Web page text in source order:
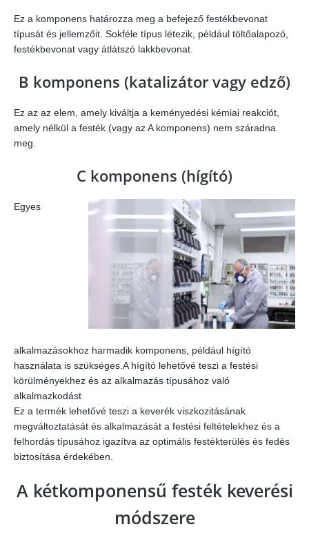
Ez a komponens határozza meg a befejező festékbevonat
típusát és jellemzőit. Sokféle típus létezik, például töltőalapozó,
festékbevonat vagy átlátszó lakkbevonat.
B komponens (katalizátor vagy edző)
Ez az az elem, amely kiváltja a keményedési kémiai reakciót,
amely nélkül a festék (vagy az A komponens) nem száradna
meg.
C komponens (hígító)
Egyes
alkalmazásokhoz harmadik komponens, például hígító
használata is szükséges.A hígító lehetővé teszi a festési
körülményekhez és az alkalmazás típusához való
alkalmazkodást
Ez a termék lehetővé teszi a keverék viszkozitásának
megváltoztatását és alkalmazását a festési feltételekhez és a
felhordás típusához igazítva az optimális festékterülés és fedés
biztosítása érdekében.
A kétkomponensű festék keverési
módszere